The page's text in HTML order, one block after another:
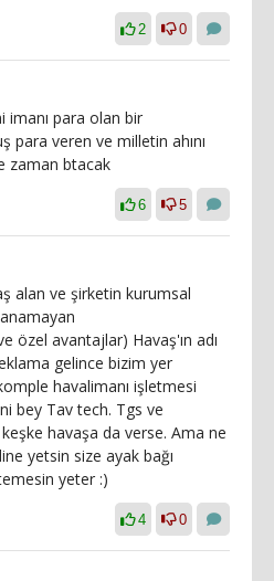
2 0
para olan bir
para veren ve milletin ahını
zaman btacak
6 5
alan ve şirketin kurumsal
özel avantajlar) Havaş'ın adı
gelince bizim yer
havalimanı işletmesi
bey Tav tech. Tgs ve
havaşa da verse. Ama ne
yetsin size ayak bağı
yeter :)
4 0